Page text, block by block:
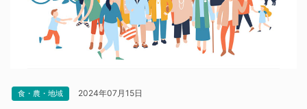
食・農・地域 2024年07月15日